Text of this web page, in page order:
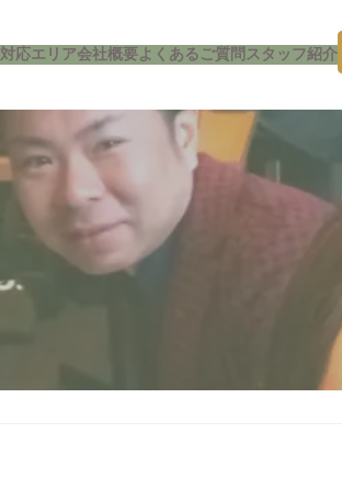
対応エリア会社概要よくあるご質問 スタッフ紹介